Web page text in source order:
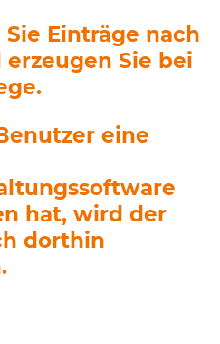
Einträge nach
Sie bei
eine
hat, wird der
dorthin